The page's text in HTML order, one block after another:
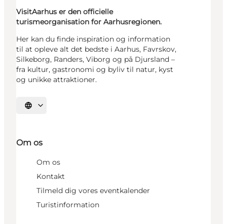
VisitAarhus er den officielle
turismeorganisation for Aarhusregionen.
Her kan du finde inspiration og information
til at opleve alt det bedste i Aarhus, Favrskov,
Silkeborg, Randers, Viborg og på Djursland –
fra kultur, gastronomi og byliv til natur, kyst
og unikke attraktioner.
Vælg sprog
Om os
Om os
Kontakt
Tilmeld dig vores eventkalender
Turistinformation